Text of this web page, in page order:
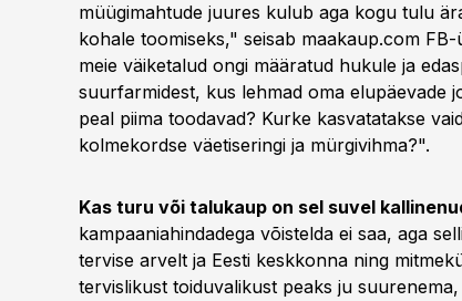
müügimahtude juures kulub aga kogu tulu
kohale toomiseks," seisab maakaup.com
meie väiketalud ongi määratud hukule ja
suurfarmidest, kus lehmad oma elupäevade
peal piima toodavad? Kurke kasvatatakse
kolmekordse väetiseringi ja mürgivihma?".
Kas turu või talukaup on sel suvel
kampaaniahindadega võistelda ei saa, aga
tervise arvelt ja Eesti keskkonna ning
tervislikust toiduvalikust peaks ju